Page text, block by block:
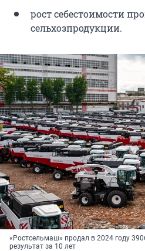
рост себестоимости
сельхозпродукции.
«Ростсельмаш» продал в 2024 году
результат за 10 лет